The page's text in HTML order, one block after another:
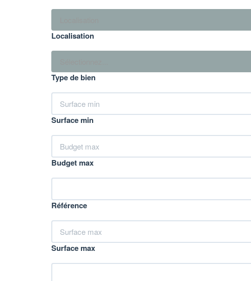
Localisation
Type de bien
Surface min
Budget max
Référence
Surface max